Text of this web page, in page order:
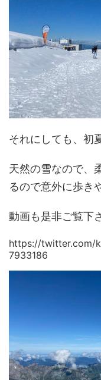
それにしても、初
天然の雪なので、
るので意外に歩き
動画も是非ご覧下
https://twitter.com/
7933186